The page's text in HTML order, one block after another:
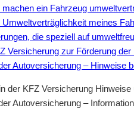
machen ein Fahrzeug
Umweltverträglichkeit meines
die speziell auf
Versicherung zur Förderung
Autoversicherung – Hinweise
Autoversicherung –